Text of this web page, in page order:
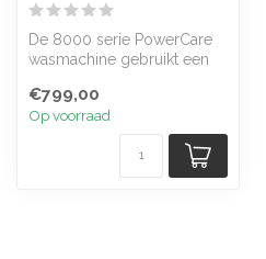
De 8000 serie PowerCare
wasmachine gebruikt een
wasmiddel sne...
€799,00
Op voorraad